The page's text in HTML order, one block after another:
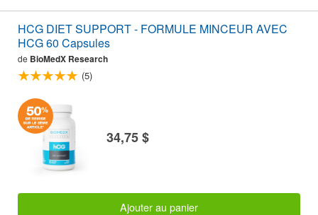
HCG DIET SUPPORT - FORMULE MINCEUR AVEC
HCG 60 Capsules
de BioMedX Research
(5)
34,75 $
Ajouter au panier